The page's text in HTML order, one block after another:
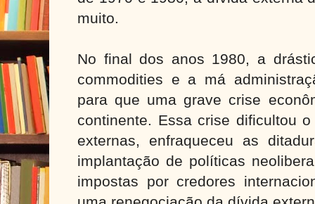
muito.
No final dos anos 1980, a
commodities e a má
para que uma grave crise
continente. Essa crise dificultou
externas, enfraqueceu as
implantação de políticas
impostas por credores